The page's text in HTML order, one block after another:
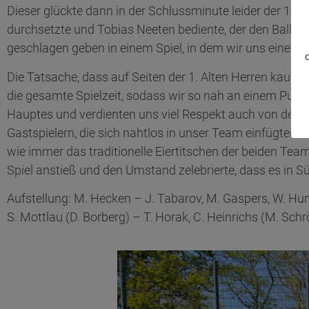
Dieser glückte dann in der Schlussminute leider der 1.
durchsetzte und Tobias Neeten bediente, der den Ball
geschlagen geben in einem Spiel, in dem wir uns einen
Die Tatsache, dass auf Seiten der 1. Alten Herren
die gesamte Spielzeit, sodass wir so nah an einem
Hauptes und verdienten uns viel Respekt auch von der
Gastspielern, die sich nahtlos in unser Team einfügten
wie immer das traditionelle Eiertitschen der beiden
Spiel anstieß und den Umstand zelebrierte, dass es in
Aufstellung: M. Hecken – J. Tabarov, M. Gaspers, W.
S. Mottlau (D. Borberg) – T. Horak, C. Heinrichs (M.